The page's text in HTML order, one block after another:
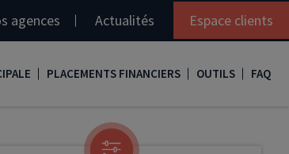
agences Actualités Espace clients
PLACEMENTS FINANCIERS OUTILS
Simulation loi Denormandie
FAQ